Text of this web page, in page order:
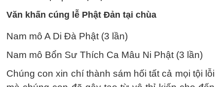
Văn khấn cúng lễ Phật Đản tại chùa
Nam mô A Di Đà Phật (3 lần)
Nam mô Bổn Sư Thích Ca Mâu Ni Phật (3 lần)
Chúng con xin chí thành sám hối tất cả mọi tội lỗi